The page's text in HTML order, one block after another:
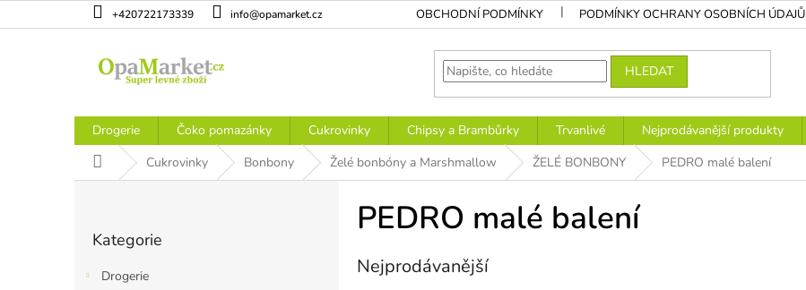
na
+420722173339 info@opamarket.cz OBCHODNÍ PODMÍNKY PODMÍNKY OCHRANY OSOBNÍCH ÚDAJŮ
HLEDAT
Drogerie Čoko pomazánky Cukrovinky Chipsy a Brambůrky Trvanlivé Nejprodávanější produkty
Domů Cukrovinky Bonbony Želé bonbóny a Marshmallow ŽELÉ BONBONY PEDRO malé balení
kategorie
Kategorie
Drogerie
PEDRO malé balení
Nejprodávanější